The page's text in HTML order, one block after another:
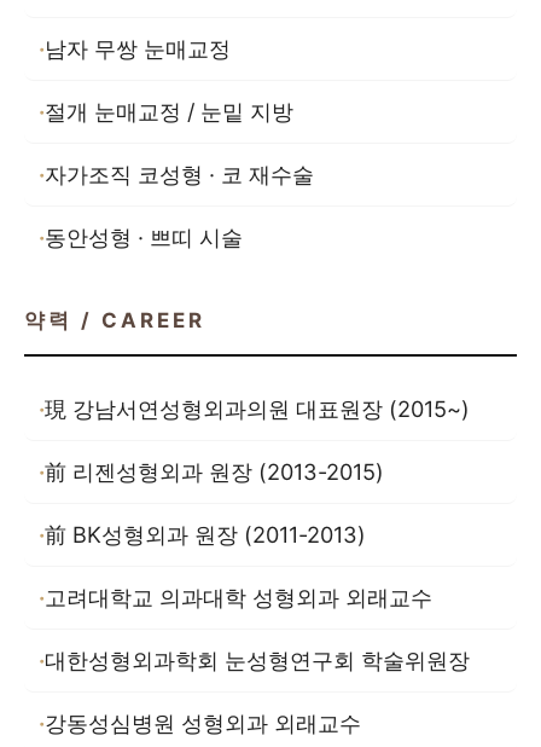
남자 무쌍 눈매교정
절개 눈매교정 / 눈밑 지방
자가조직 코성형 · 코 재수술
동안성형 · 쁘띠 시술
약력 / CAREER
現 강남서연성형외과의원 대표원장 (2015~)
前 리젠성형외과 원장 (2013-2015)
前 BK성형외과 원장 (2011-2013)
고려대학교 의과대학 성형외과 외래교수
대한성형외과학회 눈성형연구회 학술위원장
강동성심병원 성형외과 외래교수